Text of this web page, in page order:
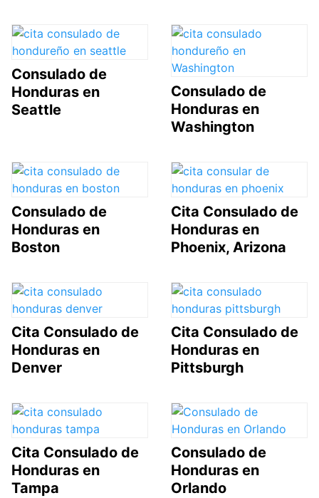
Consulado de
Honduras en
Seattle
Consulado de
Honduras en
Washington
Consulado de
Honduras en
Boston
Cita Consulado de
Honduras en
Phoenix, Arizona
Cita Consulado de
Honduras en
Denver
Cita Consulado de
Honduras en
Pittsburgh
Cita Consulado de
Honduras en
Tampa
Consulado de
Honduras en
Orlando